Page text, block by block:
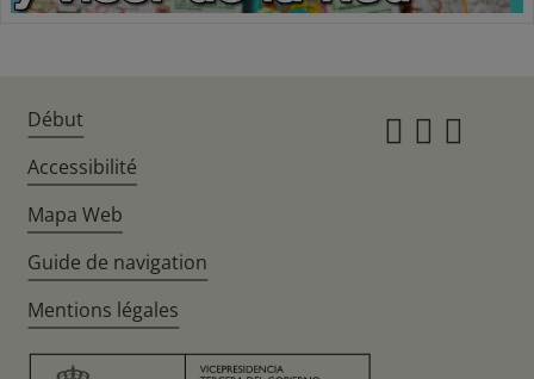
Début
Accessibilité
Mapa Web
Guide de navigation
Mentions légales